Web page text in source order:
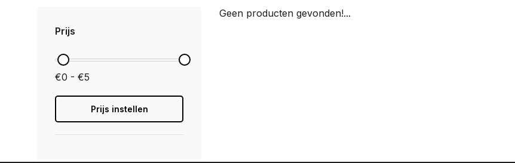
Prijs
€0 - €5
Prijs instellen
Geen producten gevonden!...